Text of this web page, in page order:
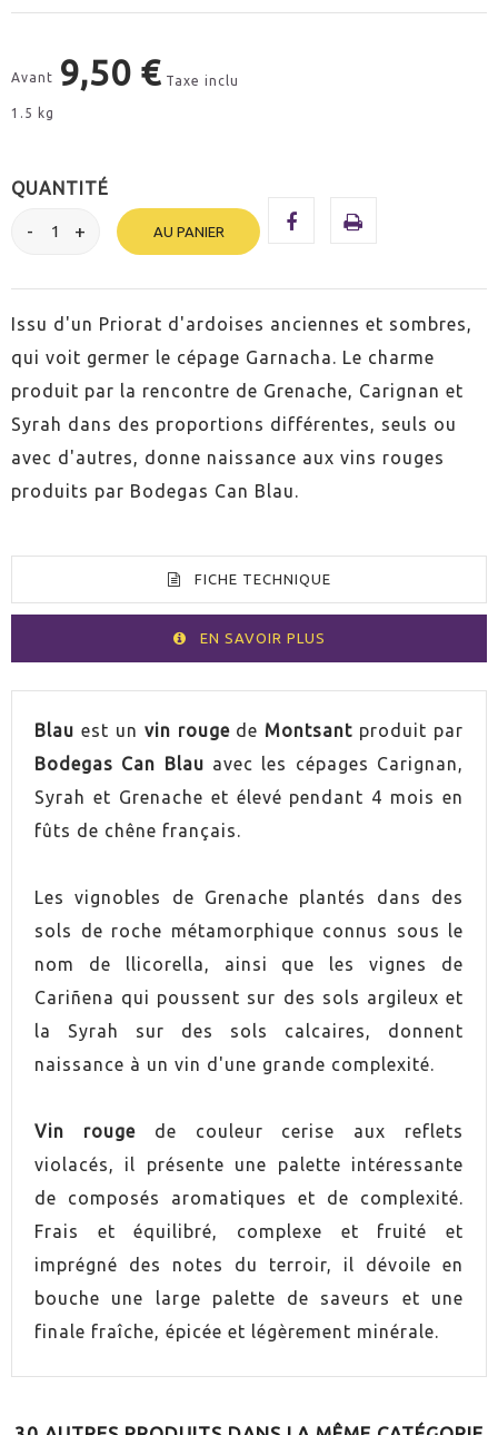
Avant 9,50 € Taxe inclu
1.5 kg
QUANTITÉ
AU PANIER
Issu d'un Priorat d'ardoises anciennes et sombres,
qui voit germer le cépage Garnacha. Le charme
produit par la rencontre de Grenache, Carignan et
Syrah dans des proportions différentes, seuls ou
avec d'autres, donne naissance aux vins rouges
produits par Bodegas Can Blau.
FICHE TECHNIQUE
EN SAVOIR PLUS
VOLUMEN 75cl
GRADUACIÓN
UVA Carignan
UVA Grenache
UVA Syrah
ORIGEN Montsant
VINO Rouge
CONTIENE SULFITOS Oui
ELABORACIÓN Conventionnel
ENVEJECIMIENTO Vieilli en bois
Blau est un vin rougede Montsant produit par
Bodegas Can Blau avec les cépages Carignan,
Syrah et Grenache et élevé pendant 4 mois en
fûts de chêne français.
Les vignobles de Grenache plantés dans des
sols de roche métamorphique connus sous le
nom de llicorella, ainsi que les vignes de
Cariñena qui poussent sur des sols argileux et
la Syrah sur des sols calcaires, donnent
naissance à un vin d'une grande complexité.
Vin rougede couleur cerise aux reflets
violacés, il présente une palette intéressante
de composés aromatiques et de complexité.
Frais et équilibré, complexe et fruité et
imprégné des notes du terroir, il dévoile en
bouche une large palette de saveurs et une
finale fraîche, épicée et légèrement minérale.